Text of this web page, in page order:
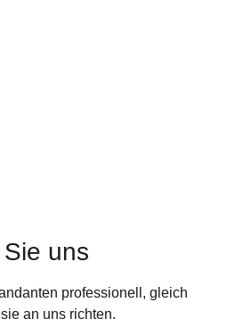
uns
professionell, gleich
an uns richten.